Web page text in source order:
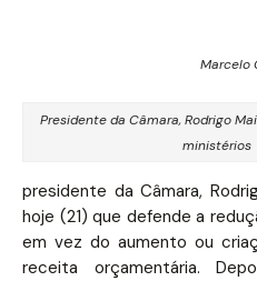
Marcelo
Presidente da Câmara, Rodrigo
ministérios
presidente da Câmara,
hoje (21) que defende a
em vez do aumento ou
receita orçamentária.